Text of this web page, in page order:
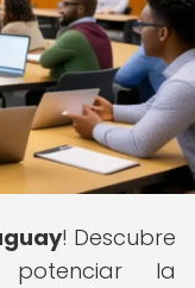
! Descubre
la